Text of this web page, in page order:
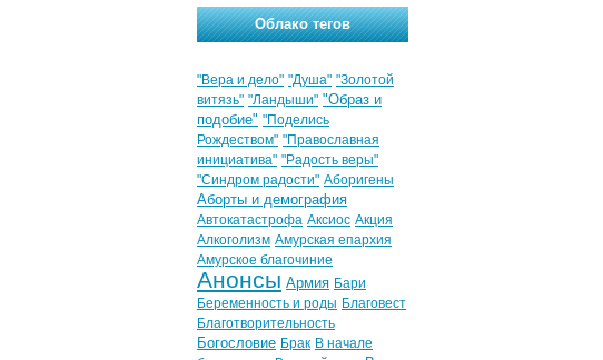
Облако тегов
"Вера и дело" "Душа" "Золотой
витязь" "Ландыши" "Образ и
подобие" "Поделись
Рождеством" "Православная
инициатива" "Радость веры"
"Синдром радости" Аборигены
Аборты и демография
Автокатастрофа Аксиос Акция
Алкоголизм Амурская епархия
Амурское благочиние
Анонсы Армия Бари
Беременность и роды Благовест
Благотворительность
Богословие Брак В начале